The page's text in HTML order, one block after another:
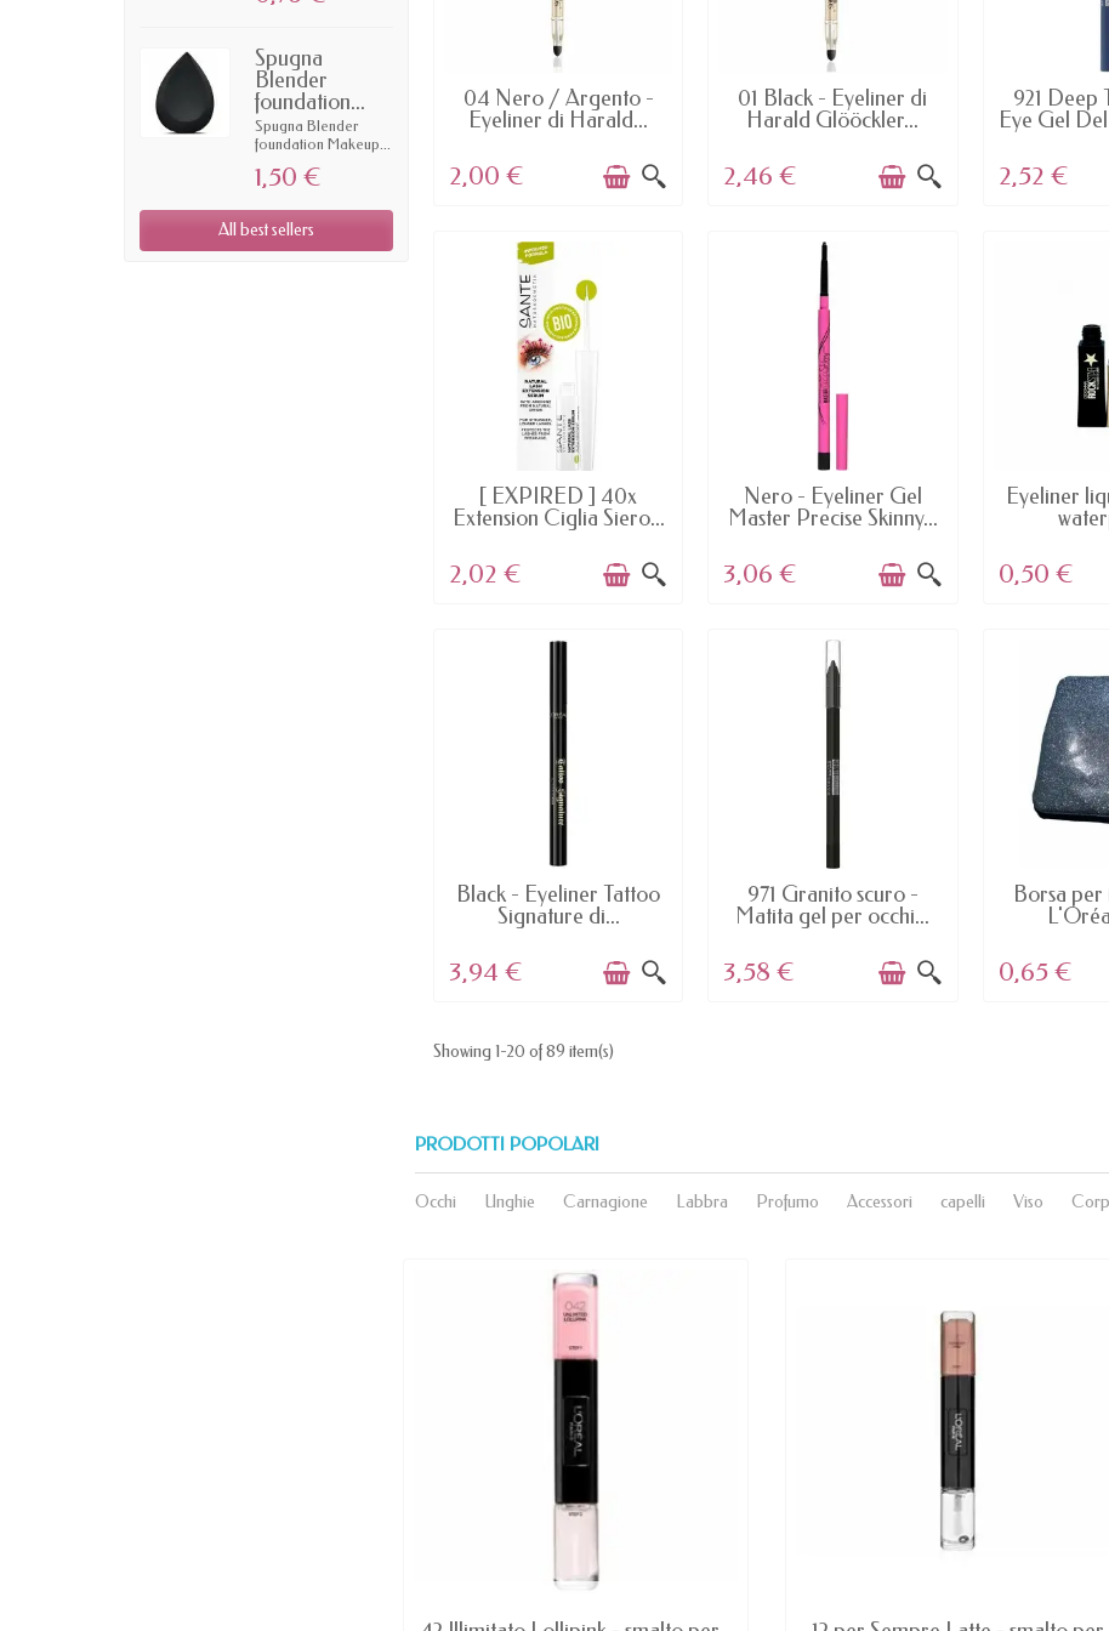
Spugna
Blender
foundation...
Spugna Blender
foundation Makeup...
1,50 €
All best sellers
AVAILABLE
04 Nero / Argento -
Eyeliner di Harald...
2,00 €
AVAILABLE
01 Black - Eyeliner di
Harald Glööckler...
2,46 €
921 Deep
Eye Gel
2,52 €
AVAILABLE
[ EXPIRED ] 40x
Extension Ciglia Siero...
2,02 €
AVAILABLE
Nero - Eyeliner Gel
Master Precise Skinny...
3,06 €
Eyeliner
0,50 €
AVAILABLE
Black - Eyeliner Tattoo
Signature di...
3,94 €
AVAILABLE
971 Granito scuro -
Matita gel per occhi...
3,58 €
Borsa
0,65 €
Showing 1-20 of 89 item(s)
PRODOTTI POPOLARI
Occhi Unghie Carnagione Labbra Profumo Accessori capelli Viso